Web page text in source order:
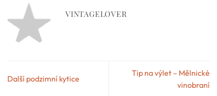
VINTAGELOVER
Další podzimní kytice
Tip na výlet – Mělnické
vinobraní